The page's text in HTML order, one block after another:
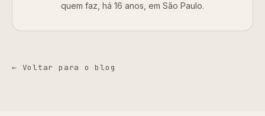
quem faz, há 16 anos, em São Paulo.
← Voltar para o blog